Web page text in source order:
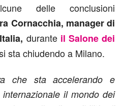
delle conclusioni
Cornacchia, manager di
durante il Salone dei
sta chiudendo a Milano.
che sta accelerando e
il mondo dei